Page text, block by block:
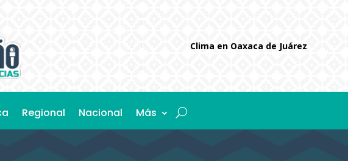
Clima en Oaxaca de Juárez
Regional Nacional Más